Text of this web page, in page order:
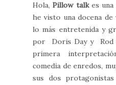
Hola,Pillow talkes una
he visto una docena de
lo más entretenida y
por Doris Day y Rod
primera
comedia de enredos,
sus dos